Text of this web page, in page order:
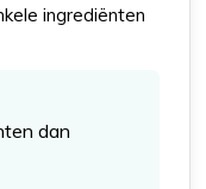
ingrediënten
dan